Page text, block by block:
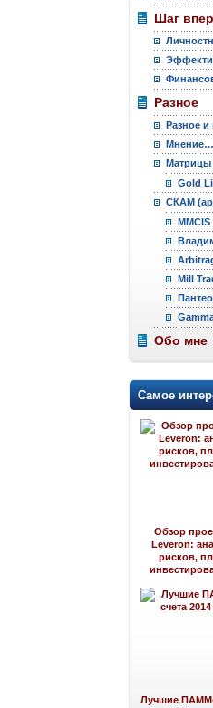
Шаг
Разное
Разное и
Мнение…
Матрицы
Gold
СКАМ
Mill
Обо мне
Самое
Обзор
Leveron:
рисков,
Лучшие ПАММ-